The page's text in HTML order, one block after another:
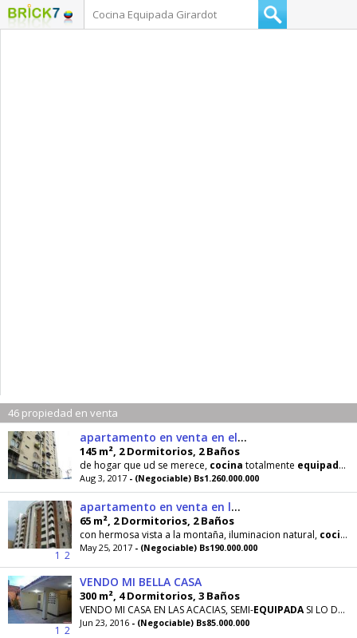
46 propiedad en venta
apartamento en venta en el centro de maracay
145 m², 2 Dormitorios, 2 Baños
de hogar que ud se merece, cocina totalmente equipada
Aug 3, 2017 - (Negociable) Bs1.260.000.000
1 2
apartamento en venta en los chaguaramos
65 m², 2 Dormitorios, 2 Baños
con hermosa vista a la montaña, iluminacion natural, cocina
May 25, 2017 - (Negociable) Bs190.000.000
1 2
VENDO MI BELLA CASA
300 m², 4 Dormitorios, 3 Baños
VENDO MI CASA EN LAS ACACIAS, SEMI-EQUIPADASI LO DESEA LA CASA CONSTA DE 300 MTS, DOS PISOS, 4
Jun 23, 2016 - (Negociable) Bs85.000.000